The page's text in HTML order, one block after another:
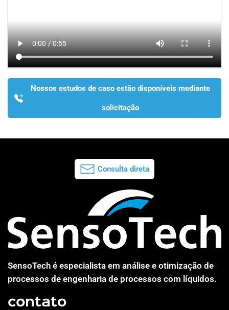
Nossos estudos de caso estão disponíveis mediante
solicitação
Consulta direta
SensoTech é especialista em análise e otimização de
processos de engenharia de processos com líquidos.
contato